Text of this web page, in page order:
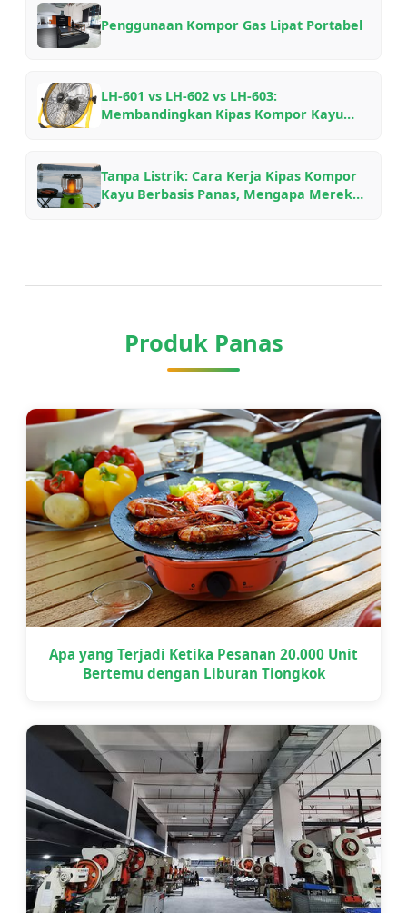
Penggunaan Kompor Gas Lipat Portabel
LH-601 vs LH-602 vs LH-603:
Membandingkan Kipas Kompor Kayu
Tanpa Listrik: Cara Kerja Kipas Kompor
Kayu Berbasis Panas, Mengapa Mereka
Produk Panas
Apa yang Terjadi Ketika Pesanan 20.000 Unit
Bertemu dengan Liburan Tiongkok